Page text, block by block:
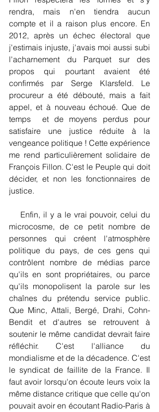
rendra, mais n'en tiendra aucun
compte et il a raison plus encore. En
2012, après un échec électoral que
j'estimais injuste, j'avais moi aussi subi
l'acharnement du Parquet sur des
propos qui pourtant avaient été
confirmés par Serge Klarsfeld. Le
procureur a été débouté, mais a fait
appel, et à nouveau échoué. Que de
temps  et de moyens perdus pour
satisfaire une justice réduite à la
vengeance politique ! Cette expérience
me rend particulièrement solidaire de
François Fillon. C'est le Peuple qui doit
décider, et non les fonctionnaires de
justice.
microcosme, de ce petit nombre de
personnes qui créent l'atmosphère
politique du pays, de ces gens qui
contrôlent nombre de médias parce
qu'ils en sont propriétaires, ou parce
qu'ils monopolisent la parole sur les
chaînes du prétendu service public.
Que Minc, Attali, Bergé, Drahi, Cohn-
Bendit et d'autres se retrouvent à
soutenir le même candidat devrait faire
réfléchir. C'est l'alliance du
mondialisme et de la décadence. C'est
le syndicat de faillite de la France. Il
faut avoir lorsqu'on écoute leurs voix la
même distance critique que celle qu'on
pouvait avoir en écoutant Radio-Paris à